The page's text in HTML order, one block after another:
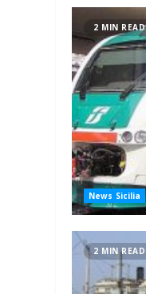
2 MIN READ
News Sicilia
2 MIN READ